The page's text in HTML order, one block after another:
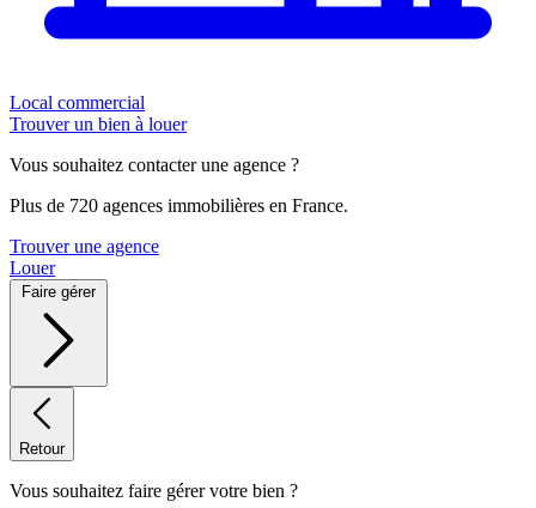
Local commercial
Trouver un bien à louer
Vous souhaitez contacter une agence ?
Plus de 720 agences immobilières en France.
Trouver une agence
Louer
Faire gérer
Retour
Vous souhaitez faire gérer votre bien ?